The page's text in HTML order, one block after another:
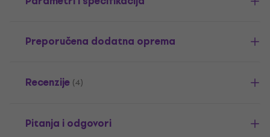
Preporučena dodatna oprema
Recenzije (4)
Pitanja i odgovori